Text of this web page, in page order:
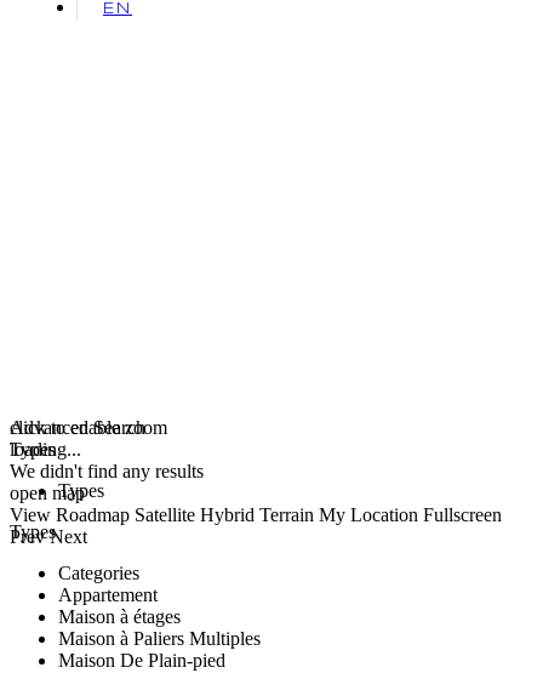
EN
click to enable zoom
loading...
We didn't find any results
open map
View Roadmap Satellite Hybrid Terrain My Location Fullscreen
Prev Next
Advanced Search
Types
Types
Types
Categories
Appartement
Maison à étages
Maison à Paliers Multiples
Maison De Plain-pied